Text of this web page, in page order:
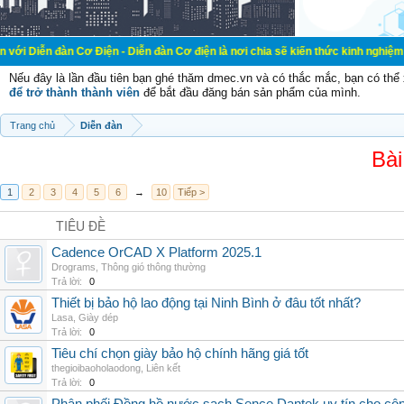
Cơ Điện - Diễn đàn Cơ điện là nơi chia sẽ kiến thức kinh nghiệm trong
Nếu đây là lần đầu tiên bạn ghé thăm dmec.vn và có thắc mắc, bạn có
để trở thành thành viên để bắt đầu đăng bán sản phẩm của mình.
Trang chủ Diễn đàn
1 2 3 4 5 6 → 10 Tiếp >
TIÊU ĐỀ
Cadence OrCAD X Platform 2025.1
Drograms Thông gió thông thường
Trả lời:
0
Thiết bị bảo hộ lao động tại Ninh Bình ở đâu tốt nhất?
Lasa Giày dép
Trả lời:
0
Tiêu chí chọn giày bảo hộ chính hãng giá tốt
thegioibaoholaodong Liên kết
Trả lời:
0